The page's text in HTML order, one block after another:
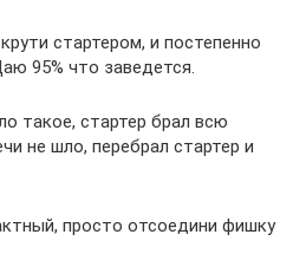
стартером, и постепенно
95% что заведется.
такое, стартер брал всю
не шло, перебрал стартер и
просто отсоедини фишку